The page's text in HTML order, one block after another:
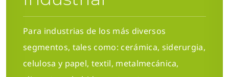
Para industrias de los más diversos
segmentos, tales como: cerámica, siderurgia,
celulosa y papel, textil, metalmecánica,